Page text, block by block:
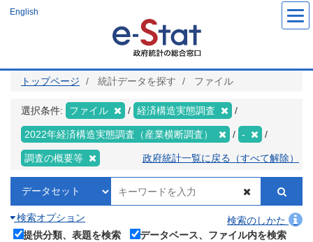
ツ
English
トップページ 統計データを探す ファイル
選択条件: ファイル 経済構造実態調査
2022年経済構造実態調査（産業横断調査） -
調査の概要等 政府統計一覧に戻る（すべて解除）
検索オプション
検索のしかた
提供分類、表題を検索
データベース、ファイル内を検索